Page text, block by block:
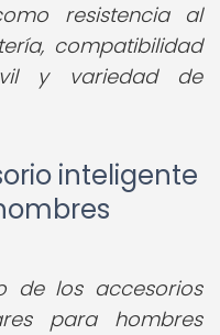
resistencia al
compatibilidad
y variedad de
inteligente
de los accesorios
para hombres